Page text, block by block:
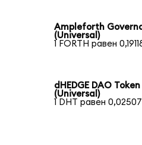
Ampleforth
(Universal)
1 FORTH равен
dHEDGE DAO
(Universal)
1 DHT равен